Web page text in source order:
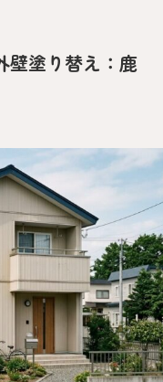
壁塗り替え：鹿